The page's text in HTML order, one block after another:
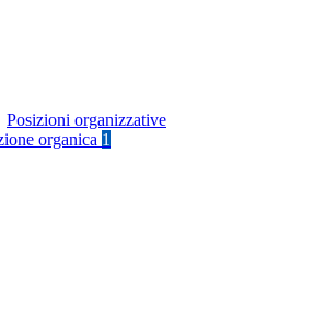
Posizioni organizzative
organica 1